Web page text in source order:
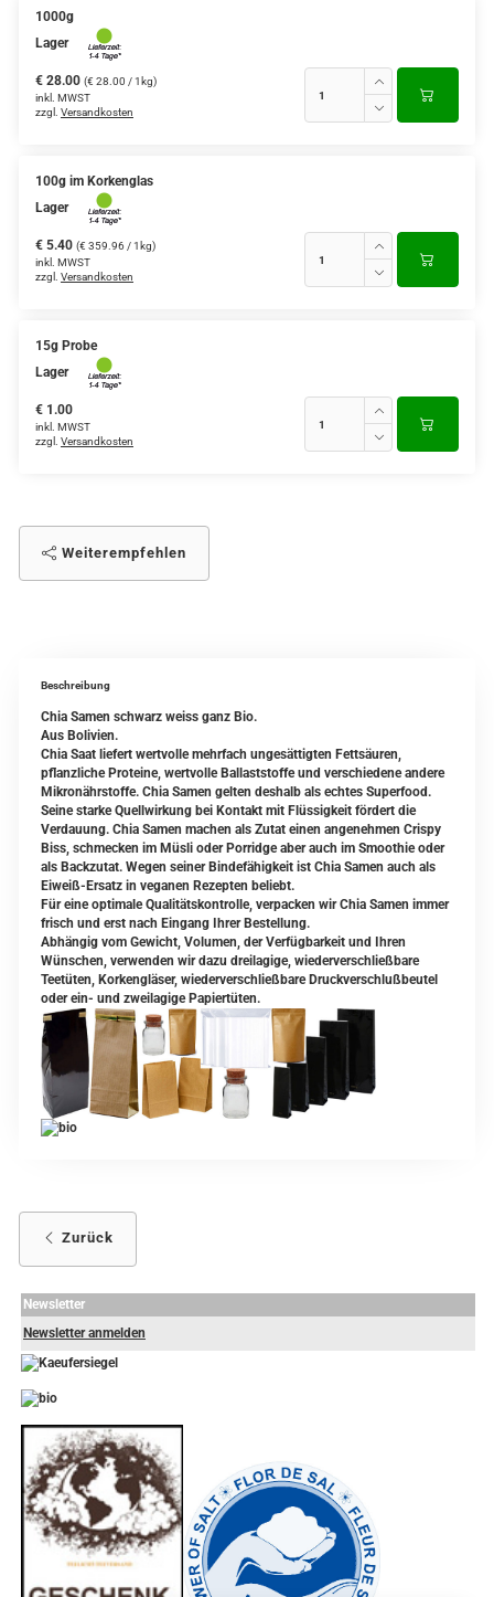
1000g
Lager
€ 28.00 (€ 28.00 / 1kg)
inkl. MWST
zzgl. Versandkosten
100g im Korkenglas
Lager
€ 5.40 (€ 359.96 / 1kg)
inkl. MWST
zzgl. Versandkosten
15g Probe
Lager
€ 1.00
inkl. MWST
zzgl. Versandkosten
Weiterempfehlen
Beschreibung
Chia Samen schwarz weiss ganz Bio.
Aus Bolivien.
Chia Saat liefert wertvolle mehrfach ungesättigten Fettsäuren,
pflanzliche Proteine, wertvolle Ballaststoffe und verschiedene andere
Mikronährstoffe. Chia Samen gelten deshalb als echtes Superfood.
Seine starke Quellwirkung bei Kontakt mit Flüssigkeit fördert die
Verdauung. Chia Samen machen als Zutat einen angenehmen Crispy
Biss, schmecken im Müsli oder Porridge aber auch im Smoothie oder
als Backzutat. Wegen seiner Bindefähigkeit ist Chia Samen auch als
Eiweiß-Ersatz in veganen Rezepten beliebt.
Für eine optimale Qualitätskontrolle, verpacken wir Chia Samen immer
frisch und erst nach Eingang Ihrer Bestellung.
Abhängig vom Gewicht, Volumen, der Verfügbarkeit und Ihren
Wünschen, verwenden wir dazu dreilagige, wiederverschließbare
Teetüten, Korkengläser, wiederverschließbare Druckverschlußbeutel
oder ein- und zweilagige Papiertüten.
Zurück
Newsletter
Newsletter anmelden